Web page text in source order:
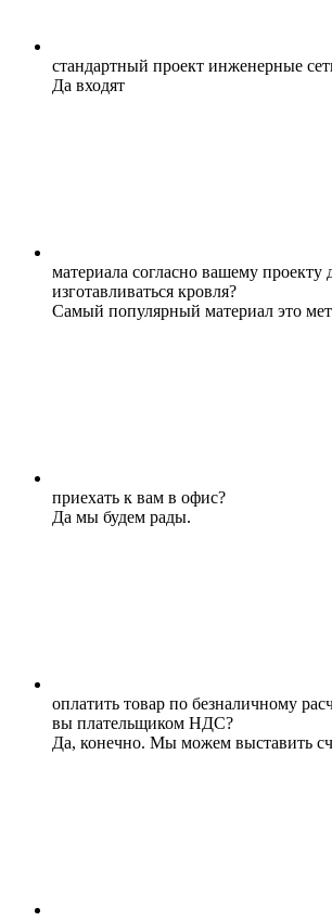
стандартный проект инженерные
Да входят
материала согласно вашему проекту
изготавливаться кровля?
Самый популярный материал это
приехать к вам в офис?
Да мы будем рады.
оплатить товар по безналичному
вы плательщиком НДС?
Да, конечно. Мы можем выставить